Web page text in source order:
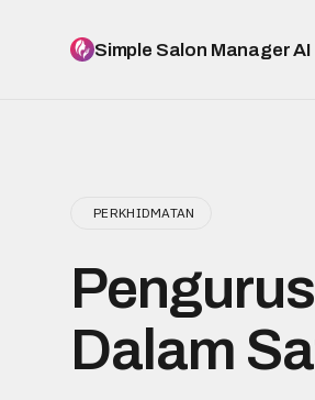
Simple Salon Manager AI
PERKHIDMATAN
Dalam